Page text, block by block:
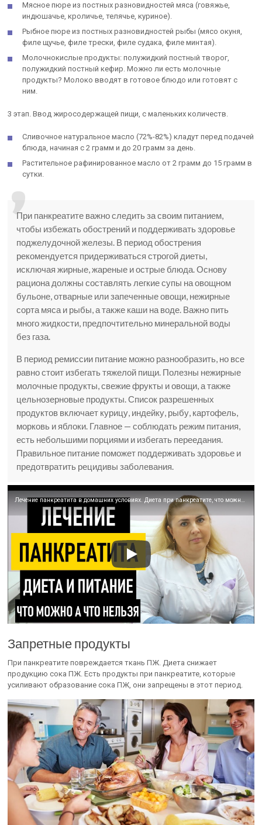
Мясное пюре из постных разновидностей мяса (говяжье,
индюшачье, кроличье, телячье, куриное).
Рыбное пюре из постных разновидностей рыбы (мясо окуня,
филе щучье, филе трески, филе судака, филе минтая).
Молочнокислые продукты: полужидкий постный творог,
полужидкий постный кефир. Можно ли есть молочные
продукты? Молоко вводят в готовое блюдо или готовят с
ним.
3 этап. Ввод жиросодержащей пищи, с маленьких количеств.
Сливочное натуральное масло (72%-82%) кладут перед подачей
блюда, начиная с 2 грамм и до 20 грамм за день.
Растительное рафинированное масло от 2 грамм до 15 грамм в
сутки.
При панкреатите важно следить за своим питанием,
чтобы избежать обострений и поддерживать здоровье
поджелудочной железы. В период обострения
рекомендуется придерживаться строгой диеты,
исключая жирные, жареные и острые блюда. Основу
рациона должны составлять легкие супы на овощном
бульоне, отварные или запеченные овощи, нежирные
сорта мяса и рыбы, а также каши на воде. Важно пить
много жидкости, предпочтительно минеральной воды
без газа.
В период ремиссии питание можно разнообразить, но все
равно стоит избегать тяжелой пищи. Полезны нежирные
молочные продукты, свежие фрукты и овощи, а также
цельнозерновые продукты. Список разрешенных
продуктов включает курицу, индейку, рыбу, картофель,
морковь и яблоки. Главное — соблюдать режим питания,
есть небольшими порциями и избегать переедания.
Правильное питание поможет поддерживать здоровье и
предотвратить рецидивы заболевания.
Лечение панкреатита в домашних условиях. Диета при панкреатите, что можно кушать а что нельзя
Запретные продукты
При панкреатите повреждается ткань ПЖ. Диета снижает
продукцию сока ПЖ. Есть продукты при панкреатите, которые
усиливают образование сока ПЖ, они запрещены в этот период.